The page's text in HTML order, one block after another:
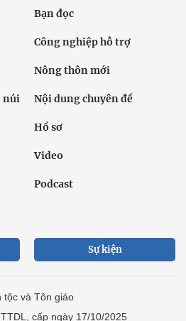
Bạn đọc
Công nghiệp hỗ trợ
Nông thôn mới
núi Nội dung chuyên đề
Hồ sơ
Video
Podcast
Sự kiện
tộc và Tôn giáo
cấp ngày 17/10/2025